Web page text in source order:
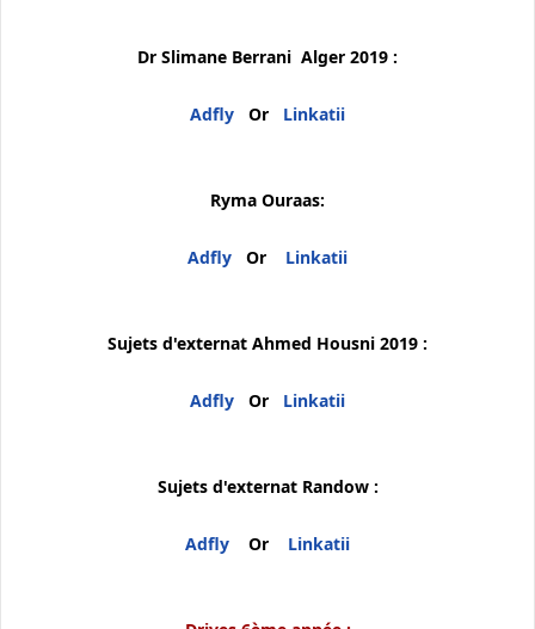
Dr Slimane Berrani Alger 2019 :
Adfly Or Linkatii
Ryma Ouraas:
Adfly Or Linkatii
Sujets d'externat Ahmed Housni 2019 :
Adfly Or Linkatii
Sujets d'externat Randow :
Adfly Or Linkatii